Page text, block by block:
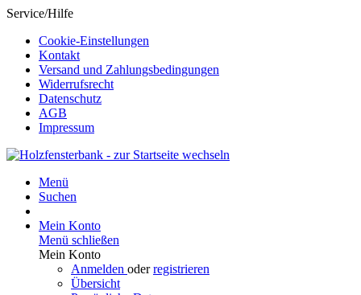
Service/Hilfe
Cookie-Einstellungen
Kontakt
Versand und Zahlungsbedingungen
Widerrufsrecht
Datenschutz
AGB
Impressum
Menü
Suchen
Mein Konto
Menü schließen
Mein Konto
Anmelden oderregistrieren
Übersicht